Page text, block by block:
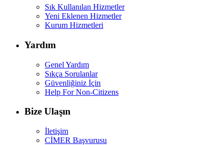
Sık Kullanılan Hizmetler
Yeni Eklenen Hizmetler
Kurum Hizmetleri
Yardım
Genel Yardım
Sıkça Sorulanlar
Güvenliğiniz İçin
Help For Non-Citizens
Bize Ulaşın
İletişim
CİMER Başvurusu